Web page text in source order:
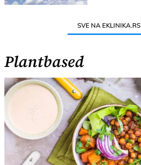
SVE NA EKLINIKA.RS
Plantbased